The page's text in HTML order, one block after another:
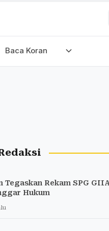
Baca Koran
Tegaskan Rekam SPG
Hukum